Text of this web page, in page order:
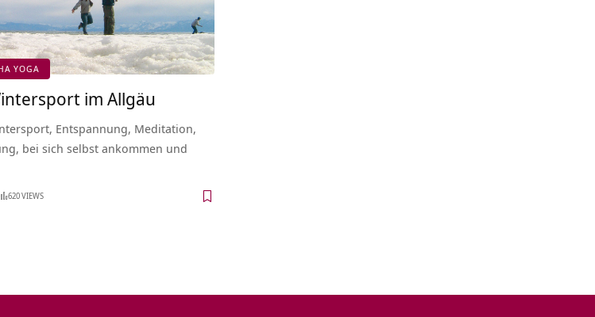
YOGA
im Allgäu
Entspannung, Meditation,
bei sich selbst ankommen und
620 VIEWS